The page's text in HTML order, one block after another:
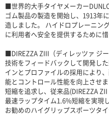
■世界的大手タイヤメーカー
ゴム製品の製造を開始し、1913年
造しました。 ハイドロプレーニン
に利用者へ安全を提供するために
■DIREZZA ZIII（ディレッツァ ジ
技術をフィードバックして開発し
インとプロファイルの採用により
能とコントロール性能を向上させ
短縮を追求し、従来品(DIREZZA
最速ラップタイム1.6%短縮を実現
お勧めのハイグリップスポーツタイ